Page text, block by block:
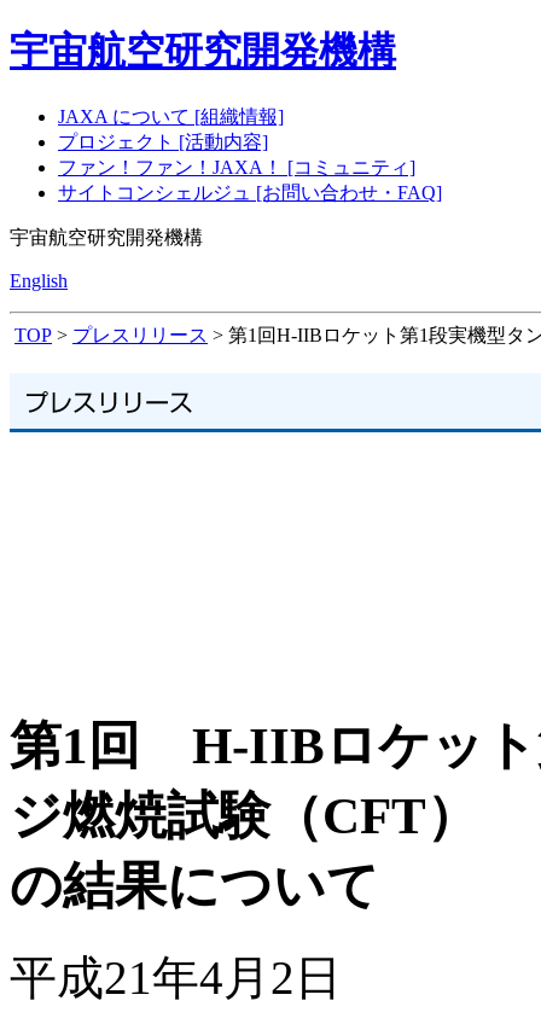
宇宙航空研究開発機構
JAXA について [組織情報]
プロジェクト [活動内容]
ファン！ファン！JAXA！ [コミュニティ]
サイトコンシェルジュ [お問い合わせ・FAQ]
宇宙航空研究開発機構
English
TOP > プレスリリース > 第1回H-IIBロケット第1段実機型タ
第1回 H-IIBロケット
ジ燃焼試験（CFT）
の結果について
平成21年4月2日